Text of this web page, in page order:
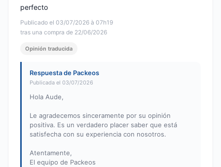
Publicado el 03/07/2026 à 07h19
tras una compra de 22/06/2026
perfecto
Opinión traducida
Respuesta de Packeos
Publicada el 03/07/2026
Hola Aude,
Le agradecemos sinceramente por su opinión
positiva. Es un verdadero placer saber que está
satisfecha con su experiencia con nosotros.
Atentamente,
El equipo de Packeos